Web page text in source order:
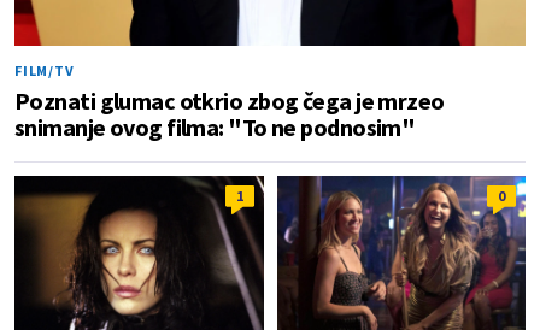
FILM/TV
Poznati glumac otkrio zbog čega je mrzeo
snimanje ovog filma: "To ne podnosim"
1 0